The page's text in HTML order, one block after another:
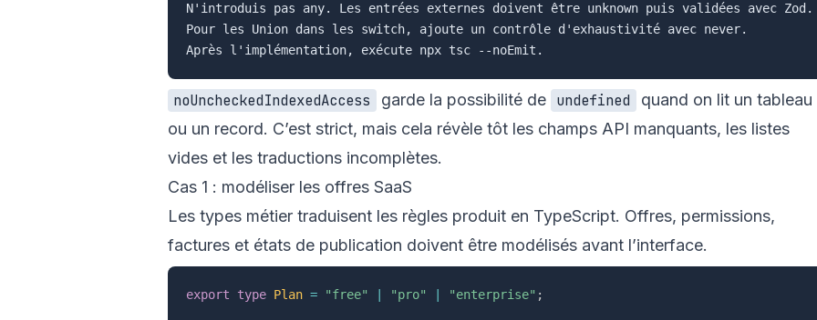
N'introduis pas any. Les entrées externes doivent être unknown puis validées avec Zod.
Pour les Union dans les switch, ajoute un contrôle d'exhaustivité avec never.
noUncheckedIndexedAccess garde la possibilité de undefined
quand on lit un tableau
ou un record. C’est strict, mais cela révèle tôt les champs API manquants, les listes
vides et les traductions incomplètes.
Cas 1 : modéliser les offres SaaS
Les types métier traduisent les règles produit en TypeScript. Offres, permissions,
factures et états de publication doivent être modélisés avant l’interface.
export type Plan = "free" "pro" "enterprise" ;